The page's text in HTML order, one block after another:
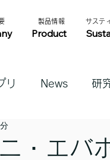
Product
​製品情報​​ サステ
リ News 研
ニ・エバ